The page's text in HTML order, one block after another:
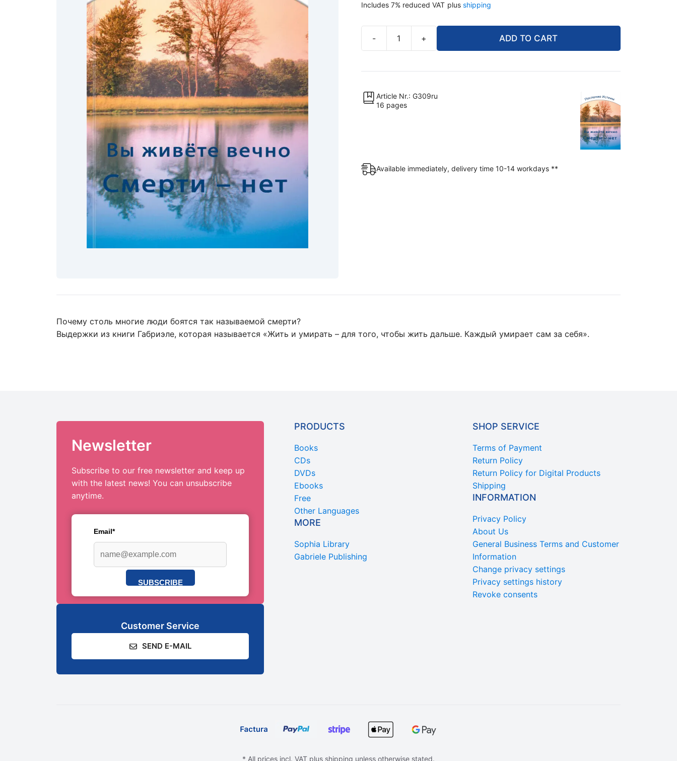
Includes 7% reduced VAT plus shipping
-
вечно
Смерти
нет
+ ADD TO CART
Article Nr.: G309ru
16 pages
Available immediately, delivery time 10-14 workdays **
Почему столь многие люди боятся так называемой смерти?
Выдержки из книги Габриэле, которая называется «Жить и умирать – для того, чтобы жить дальше. Каждый умирает сам за себя».
Newsletter
Subscribe to our free newsletter and keep up
with the latest news! You can unsubscribe
anytime.
Email*
SUBSCRIBE
Customer Service
SEND E-MAIL
PRODUCTS
Books
CDs
DVDs
Ebooks
Free
Other Languages
MORE
Sophia Library
Gabriele Publishing
SHOP SERVICE
Terms of Payment
Return Policy
Return Policy for Digital Products
Shipping
INFORMATION
Privacy Policy
About Us
General Business Terms and Customer
Information
Change privacy settings
Privacy settings history
Revoke consents
* All prices incl. VAT plus shipping unless otherwise stated.